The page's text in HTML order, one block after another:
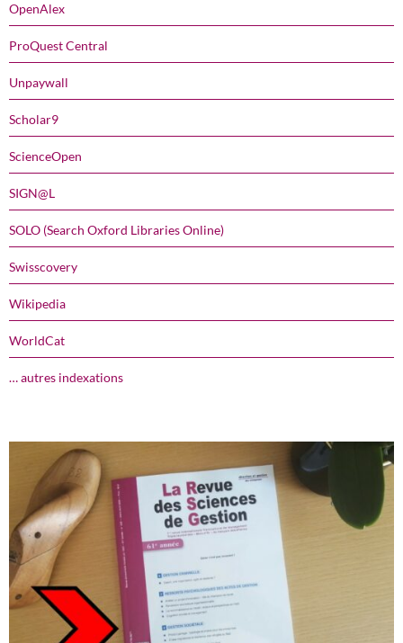
OpenAlex
ProQuest Central
Unpaywall
Scholar9
ScienceOpen
SIGN@L
SOLO (Search Oxford Libraries Online)
Swisscovery
Wikipedia
WorldCat
… autres indexations